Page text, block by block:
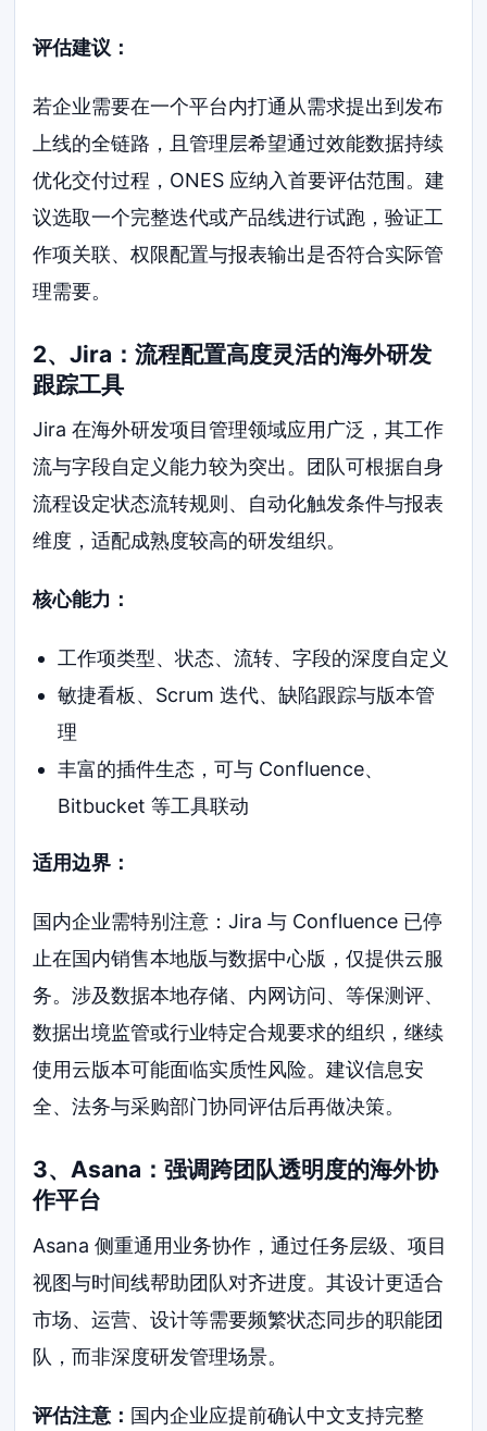
评估建议：
若企业需要在一个平台内打通从需求提出到发布
上线的全链路，且管理层希望通过效能数据持续
优化交付过程，ONES 应纳入首要评估范围。建
议选取一个完整迭代或产品线进行试跑，验证工
作项关联、权限配置与报表输出是否符合实际管
理需要。
2、Jira：流程配置高度灵活的海外研发
跟踪工具
Jira 在海外研发项目管理领域应用广泛，其工作
流与字段自定义能力较为突出。团队可根据自身
流程设定状态流转规则、自动化触发条件与报表
维度，适配成熟度较高的研发组织。
核心能力：
工作项类型、状态、流转、字段的深度自定义
敏捷看板、Scrum 迭代、缺陷跟踪与版本管
理
丰富的插件生态，可与 Confluence、
Bitbucket 等工具联动
适用边界：
国内企业需特别注意：Jira 与 Confluence 已停
止在国内销售本地版与数据中心版，仅提供云服
务。涉及数据本地存储、内网访问、等保测评、
数据出境监管或行业特定合规要求的组织，继续
使用云版本可能面临实质性风险。建议信息安
全、法务与采购部门协同评估后再做决策。
3、Asana：强调跨团队透明度的海外协
作平台
Asana 侧重通用业务协作，通过任务层级、项目
视图与时间线帮助团队对齐进度。其设计更适合
市场、运营、设计等需要频繁状态同步的职能团
队，而非深度研发管理场景。
评估注意： 国内企业应提前确认中文支持完整